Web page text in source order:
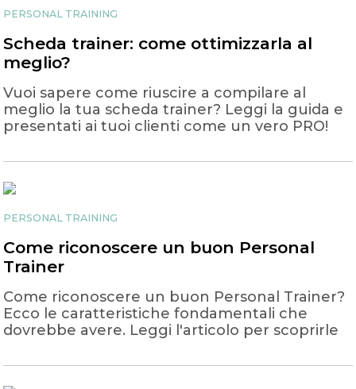
PERSONAL TRAINING
Scheda trainer: come ottimizzarla al
meglio?
Vuoi sapere come riuscire a compilare al
meglio la tua scheda trainer? Leggi la guida e
presentati ai tuoi clienti come un vero PRO!
PERSONAL TRAINING
Come riconoscere un buon Personal
Trainer
Come riconoscere un buon Personal Trainer?
Ecco le caratteristiche fondamentali che
dovrebbe avere. Leggi l'articolo per scoprirle